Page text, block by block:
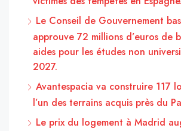
Le Conseil de Gouvernement
approuve 72 millions d’euros de
aides pour les études non
2027.
Avantespacia va construire 117
l’un des terrains acquis près du
Le prix du logement à Madrid